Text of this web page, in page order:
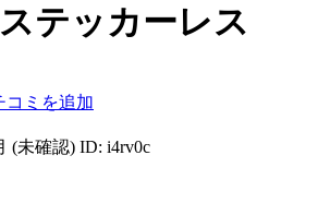
テッカーレス
コミを追加
(未確認) ID: i4rv0c